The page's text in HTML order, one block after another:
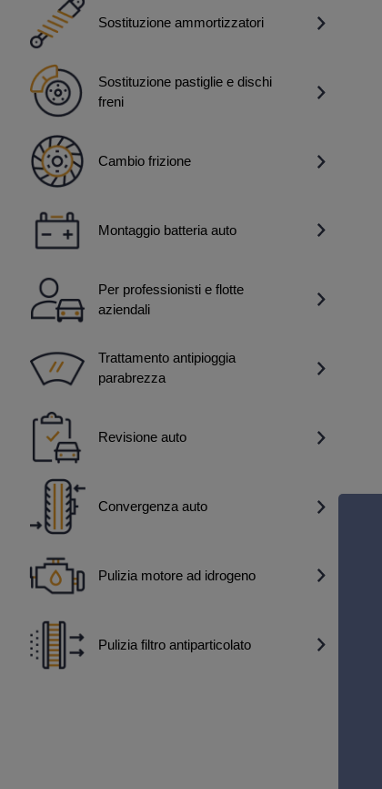
Sostituzione ammortizzatori
Sostituzione pastiglie e dischi
freni
Cambio frizione
Montaggio batteria auto
Per professionisti e flotte
aziendali
Trattamento antipioggia
parabrezza
Revisione auto
Convergenza auto
Pulizia motore ad idrogeno
Pulizia filtro antiparticolato